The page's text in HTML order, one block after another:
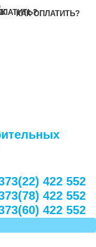
КАК ОПЛАТИТЬ?
422 552
422 552
422 552